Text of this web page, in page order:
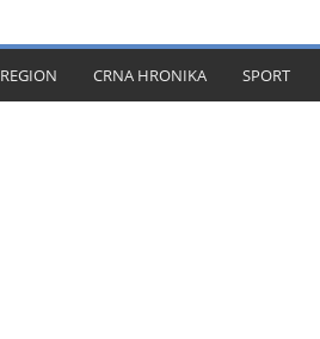
REGION CRNA HRONIKA SPORT